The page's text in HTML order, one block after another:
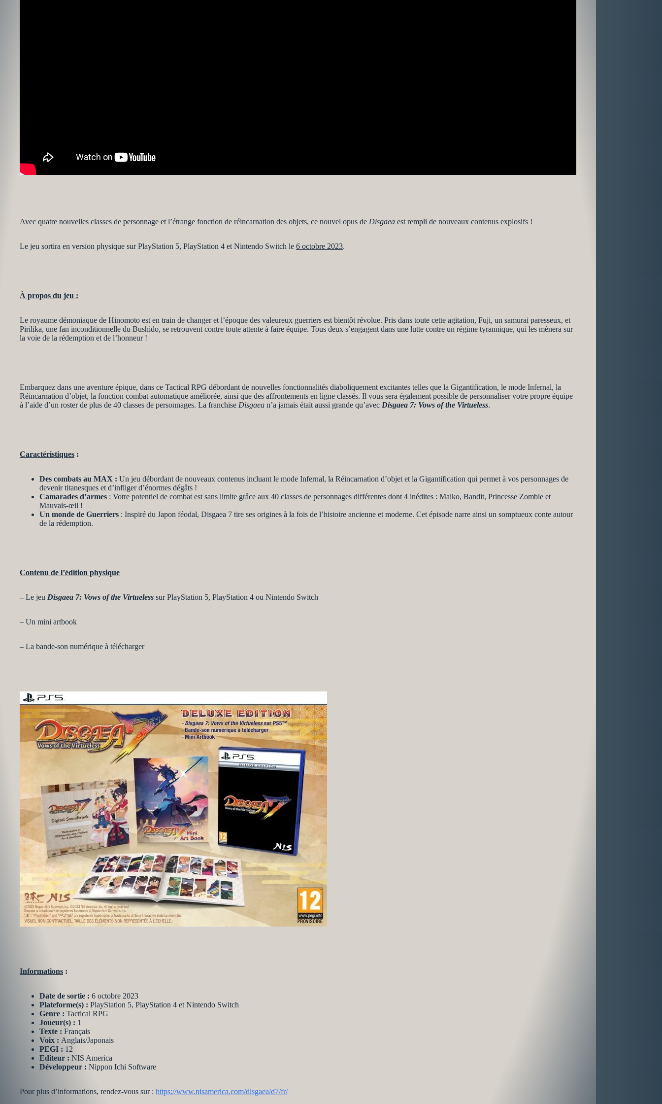
Avec quatre nouvelles classes de personnage et l’étrange fonction de réincarnation des objets, ce nouvel opus de Disgaea est rempli de nouveaux contenus explosifs !
Le jeu sortira en version physique sur PlayStation 5, PlayStation 4 et Nintendo Switch le 6 octobre 2023.
À propos du jeu :
Le royaume démoniaque de Hinomoto est en train de changer et l’époque des valeureux guerriers est bientôt révolue. Pris dans toute cette agitation, Fuji, un samurai paresseux, et
Pirilika, une fan inconditionnelle du Bushido, se retrouvent contre toute attente à faire équipe. Tous deux s’engagent dans une lutte contre un régime tyrannique, qui les mènera sur
la voie de la rédemption et de l’honneur !
Embarquez dans une aventure épique, dans ce Tactical RPG débordant de nouvelles fonctionnalités diaboliquement excitantes telles que la Gigantification, le mode Infernal, la
Réincarnation d’objet, la fonction combat automatique améliorée, ainsi que des affrontements en ligne classés. Il vous sera également possible de personnaliser votre propre équipe
à l’aide d’un roster de plus de 40 classes de personnages. La franchise Disgaea n’a jamais était aussi grande qu’avec Disgaea 7: Vows of the Virtueless.
Caractéristiques :
Des combats au MAX : Un jeu débordant de nouveaux contenus incluant le mode Infernal, la Réincarnation d’objet et la Gigantification qui permet à vos personnages de
devenir titanesques et d’infliger d’énormes dégâts !
Camarades d’armes : Votre potentiel de combat est sans limite grâce aux 40 classes de personnages différentes dont 4 inédites : Maiko, Bandit, Princesse Zombie et
Mauvais-œil !
Un monde de Guerriers : Inspiré du Japon féodal, Disgaea 7 tire ses origines à la fois de l’histoire ancienne et moderne. Cet épisode narre ainsi un somptueux conte autour
de la rédemption.
Contenu de l’édition physique
– Le jeu Disgaea 7: Vows of the Virtueless sur PlayStation 5, PlayStation 4 ou Nintendo Switch
– Un mini artbook
– La bande-son numérique à télécharger
Informations :
Date de sortie : 6 octobre 2023
Plateforme(s) : PlayStation 5, PlayStation 4 et Nintendo Switch
Genre : Tactical RPG
Joueur(s) : 1
Texte : Français
Voix : Anglais/Japonais
PEGI : 12
Editeur : NIS America
Développeur : Nippon Ichi Software
Pour plus d’informations, rendez-vous sur : https://www.nisamerica.com/disgaea/d7/fr/